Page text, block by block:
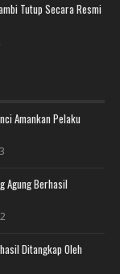
Tutup Secara Resmi
Amankan Pelaku
Agung Berhasil
Ditangkap Oleh